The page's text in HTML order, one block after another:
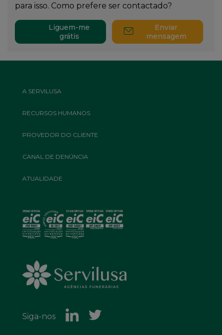
para isso. Como prefere ser contactado?
Liguem-me
grátis
Enviar
mensagem
Top
A SERVILUSA
RECURSOS HUMANOS
PROVEDOR DO CLIENTE
CANAL DE DENÚNCIA
ATUALIDADE
Siga-nos